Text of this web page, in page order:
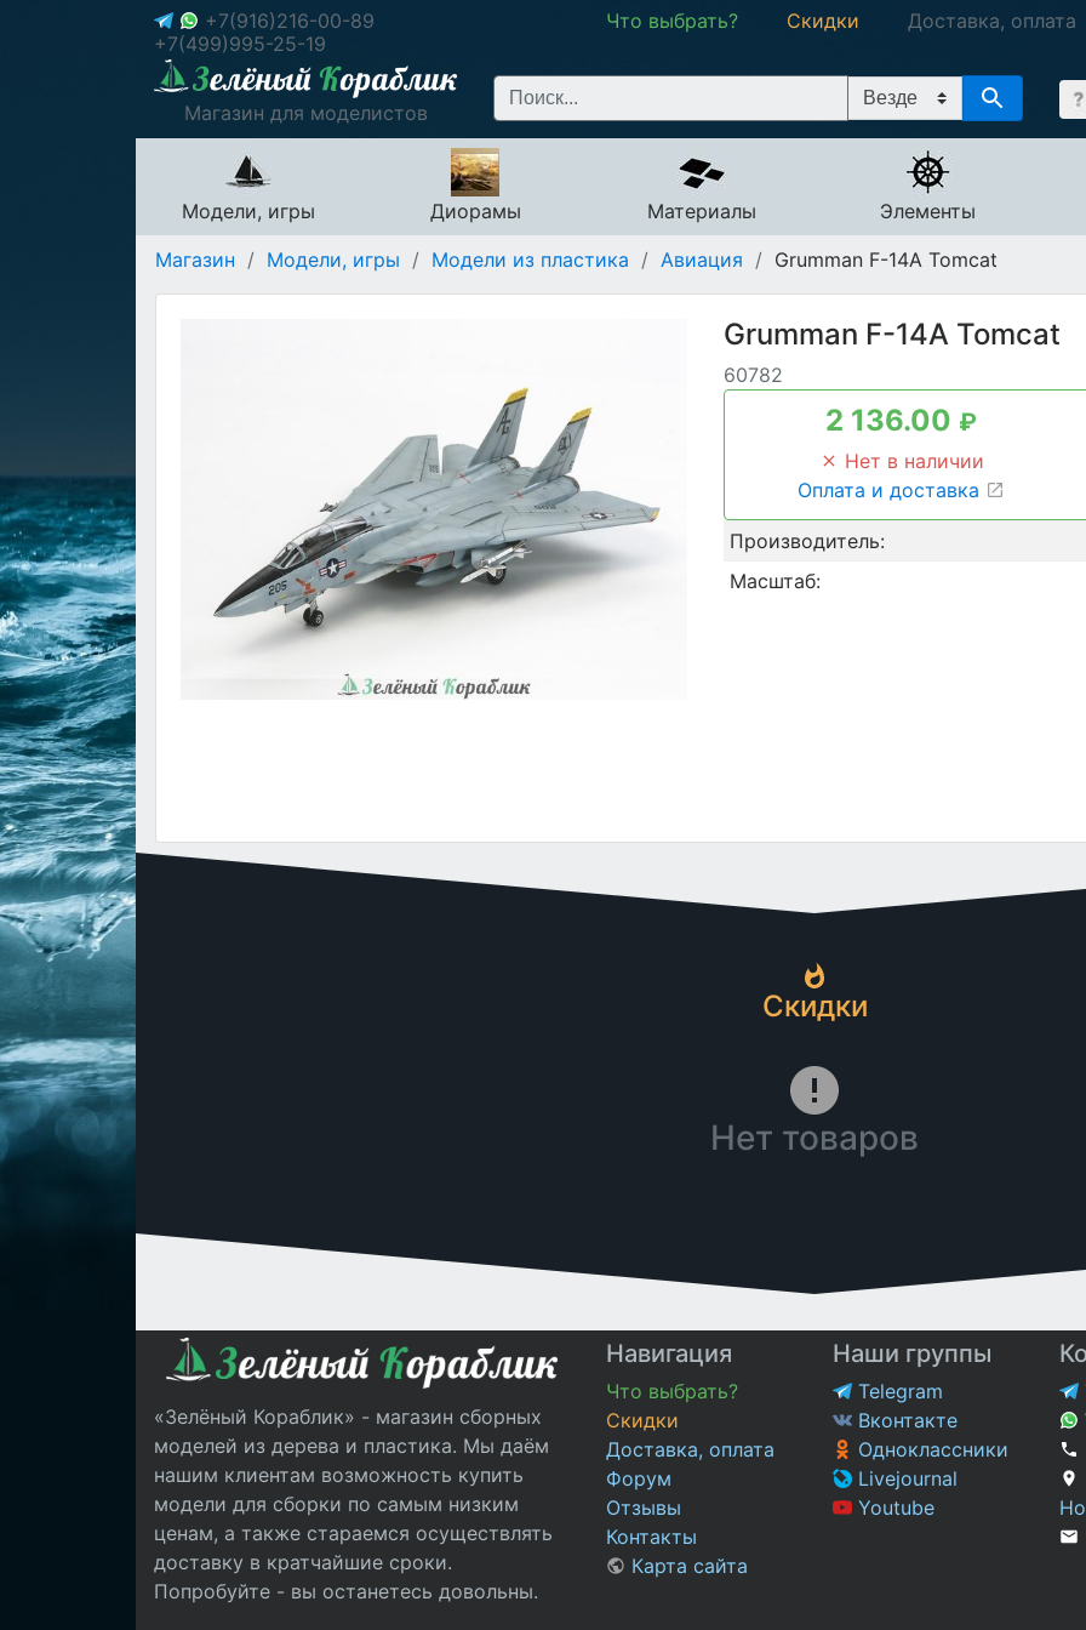
+7(916)216-00-89
+7(499)995-25-19
Что выбрать? Скидки Доставка, оплата
Магазин для моделистов
Модели, игры Диорамы Материалы
Элементы
Магазин / Модели, игры / Модели из пластика / Авиация / Grumman F-14A Tomcat
Grumman F-14A Tomcat
60782
2 136.00 ₽
Нет в наличии
Оплата и доставка
Производитель:
Масштаб:
Скидки
Нет товаров
«Зелёный Кораблик» - магазин сборных
моделей из дерева и пластика. Мы даём
нашим клиентам возможность купить
модели для сборки по самым низким
ценам, а также стараемся осуществлять
доставку в кратчайшие сроки.
Попробуйте - вы останетесь довольны.
Навигация
Что выбрать?
Скидки
Доставка, оплата
Форум
Отзывы
Контакты
Карта сайта
Наши группы
Telegram
Вконтакте
Одноклассники
Livejournal
Youtube